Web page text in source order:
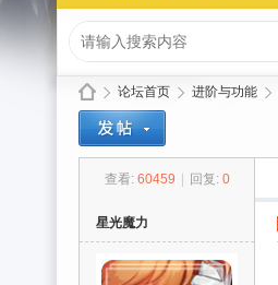
论坛首页
›
进阶与功能
查看: 60459 回复: 0
星光魔力